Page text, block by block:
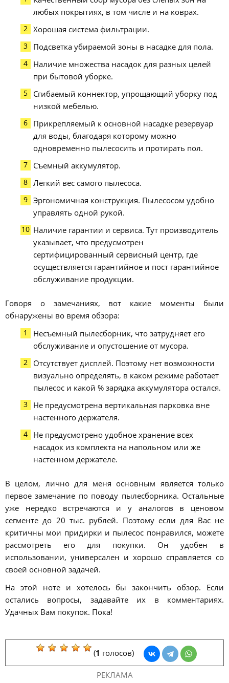
любых покрытиях, в том числе и на коврах.
Хорошая система фильтрации.
Подсветка убираемой зоны в насадке для пола.
Наличие множества насадок для разных целей
при бытовой уборке.
Сгибаемый коннектор, упрощающий уборку под
низкой мебелью.
Прикрепляемый к основной насадке резервуар
для воды, благодаря которому можно
одновременно пылесосить и протирать пол.
Съемный аккумулятор.
Лёгкий вес самого пылесоса.
Эргономичная конструкция. Пылесосом удобно
управлять одной рукой.
Наличие гарантии и сервиса. Тут производитель
указывает, что предусмотрен
сертифицированный сервисный центр, где
осуществляется гарантийное и пост гарантийное
обслуживание продукции.
Говоря о замечаниях, вот какие моменты были
обнаружены во время обзора:
Несъемный пылесборник, что затрудняет его
обслуживание и опустошение от мусора.
Отсутствует дисплей. Поэтому нет возможности
визуально определять, в каком режиме работает
пылесос и какой % зарядка аккумулятора остался.
Не предусмотрена вертикальная парковка вне
настенного держателя.
Не предусмотрено удобное хранение всех
насадок из комплекта на напольном или же
настенном держателе.
В целом, лично для меня основным является только
первое замечание по поводу пылесборника. Остальные
уже нередко встречаются и у аналогов в ценовом
сегменте до 20 тыс. рублей. Поэтому если для Вас не
критичны мои придирки и пылесос понравился, можете
рассмотреть его для покупки. Он удобен в
использовании, универсален и хорошо справляется со
своей основной задачей.
На этой ноте и хотелось бы закончить обзор. Если
остались вопросы, задавайте их в комментариях.
Удачных Вам покупок. Пока!
(1 голосов)
РЕКЛАМА